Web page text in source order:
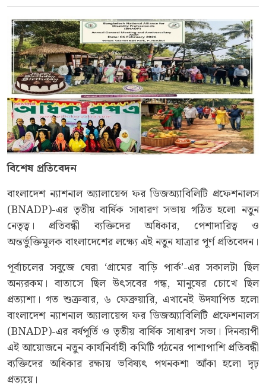
বিশেষ প্রতিবেদন
বাংলাদেশ ন্যাশনাল অ্যালায়েন্স ফর ডিজঅ্যাবিলিটি প্রফেশনালস
(BNADP)-এর তৃতীয় বার্ষিক সাধারণ সভায় গঠিত হলো নতুন
নেতৃত্ব। প্রতিবন্ধী ব্যক্তিদের অধিকার, পেশাদারিত্ব ও
অন্তর্ভুক্তিমূলক বাংলাদেশের লক্ষ্যে এই নতুন যাত্রার পূর্ণ প্রতিবেদন।
পূর্বাচলের সবুজে ঘেরা ‘গ্রামের বাড়ি পার্ক’-এর সকালটা ছিল
অন্যরকম। বাতাসে ছিল উৎসবের গন্ধ, মানুষের চোখে ছিল
প্রত্যাশা। গত শুক্রবার, ৬ ফেব্রুয়ারি, এখানেই উদযাপিত হলো
বাংলাদেশ ন্যাশনাল অ্যালায়েন্স ফর ডিজঅ্যাবিলিটি প্রফেশনালস
(BNADP)-এর বর্ষপূর্তি ও তৃতীয় বার্ষিক সাধারণ সভা। দিনব্যাপী
এই আয়োজনে নতুন কার্যনির্বাহী কমিটি গঠনের পাশাপাশি প্রতিবন্ধী
ব্যক্তিদের অধিকার রক্ষায় ভবিষ্যৎ পথনকশা আঁকা হলো দৃঢ়
প্রত্যয়ে।